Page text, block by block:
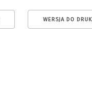
WERSJA DO